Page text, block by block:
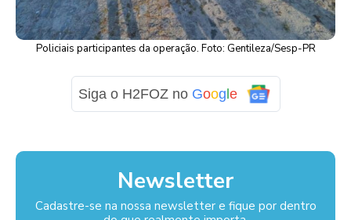
Policiais participantes da operação. Foto: Gentileza/Sesp-PR
Siga o H2FOZ no Google
Newsletter
Cadastre-se na nossa newsletter e fique por dentro